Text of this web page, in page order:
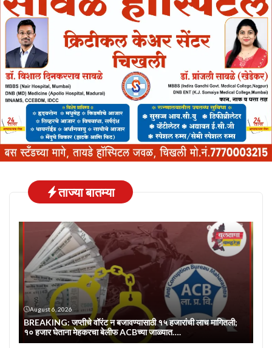
ताज्या बातम्या
August 6, 2026
BREAKING: जप्तीचे वॉरंट न बजावण्यासाठी १५ हजारांची लाच मागितली;
१० हजार घेताना मेहकरचा बेलीफ ACBच्या जाळ्यात….